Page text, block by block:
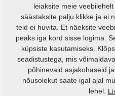
leiaksite meie
säästaksite palju klikke ja ei
teid ei huvita. Et näeksite
peaks iga kord sisse logima.
küpsiste kasutamiseks.
seadistustega, mis
põhinevaid asjakohaseid
nõusolekut saate igal ajal
lehel.